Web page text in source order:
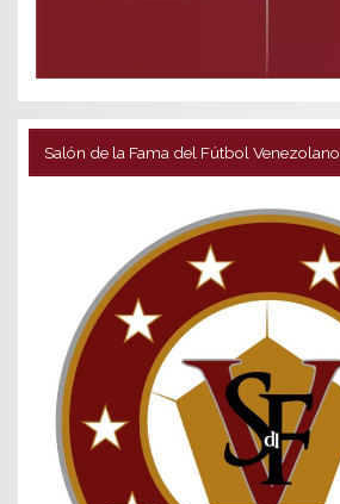
Salón de la Fama del Fútbol Venezolano